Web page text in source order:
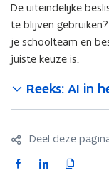
De uiteindelijke
te blijven
je schoolteam en
juiste keuze is.
Reeks: AI in
Deel deze
F
L
K